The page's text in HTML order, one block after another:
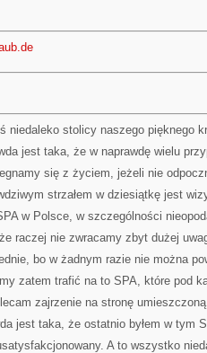
niedaleko stolicy naszego pięknego
jest taka, że w naprawdę wielu
się z życiem, jeżeli nie
strzałem w dziesiątkę jest
w Polsce, w szczególności
raczej nie zwracamy zbyt dużej
bo w żadnym razie nie można
zatem trafić na to SPA, które pod
zajrzenie na stronę
jest taka, że ostatnio byłem w tym
A to wszystko